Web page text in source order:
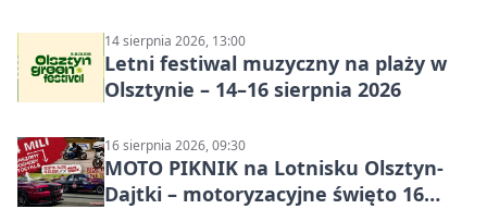
14 sierpnia 2026, 13:00
Letni festiwal muzyczny na plaży w
Olsztynie – 14–16 sierpnia 2026
16 sierpnia 2026, 09:30
MOTO PIKNIK na Lotnisku Olsztyn-
Dajtki – motoryzacyjne święto 16